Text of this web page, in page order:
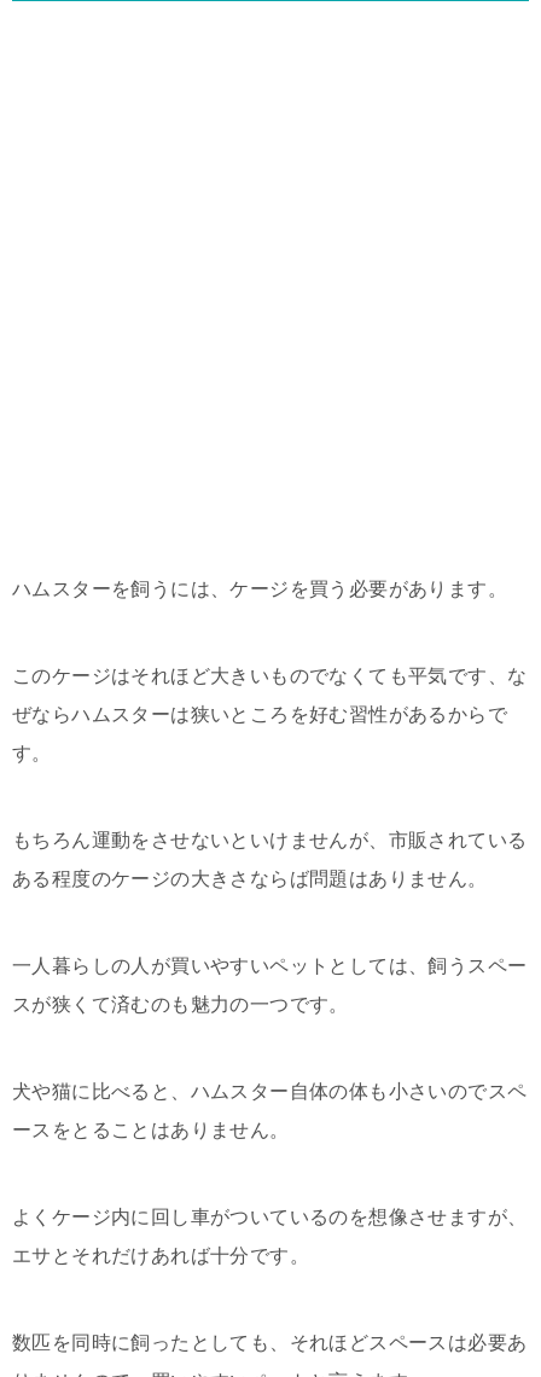
ハムスターを飼うには、ケージを買う必要があります。
このケージはそれほど大きいものでなくても平気です、な
ぜならハムスターは狭いところを好む習性があるからで
す。
もちろん運動をさせないといけませんが、市販されている
ある程度のケージの大きさならば問題はありません。
一人暮らしの人が買いやすいペットとしては、飼うスペー
スが狭くて済むのも魅力の一つです。
犬や猫に比べると、ハムスター自体の体も小さいのでスペ
ースをとることはありません。
よくケージ内に回し車がついているのを想像させますが、
エサとそれだけあれば十分です。
数匹を同時に飼ったとしても、それほどスペースは必要あ